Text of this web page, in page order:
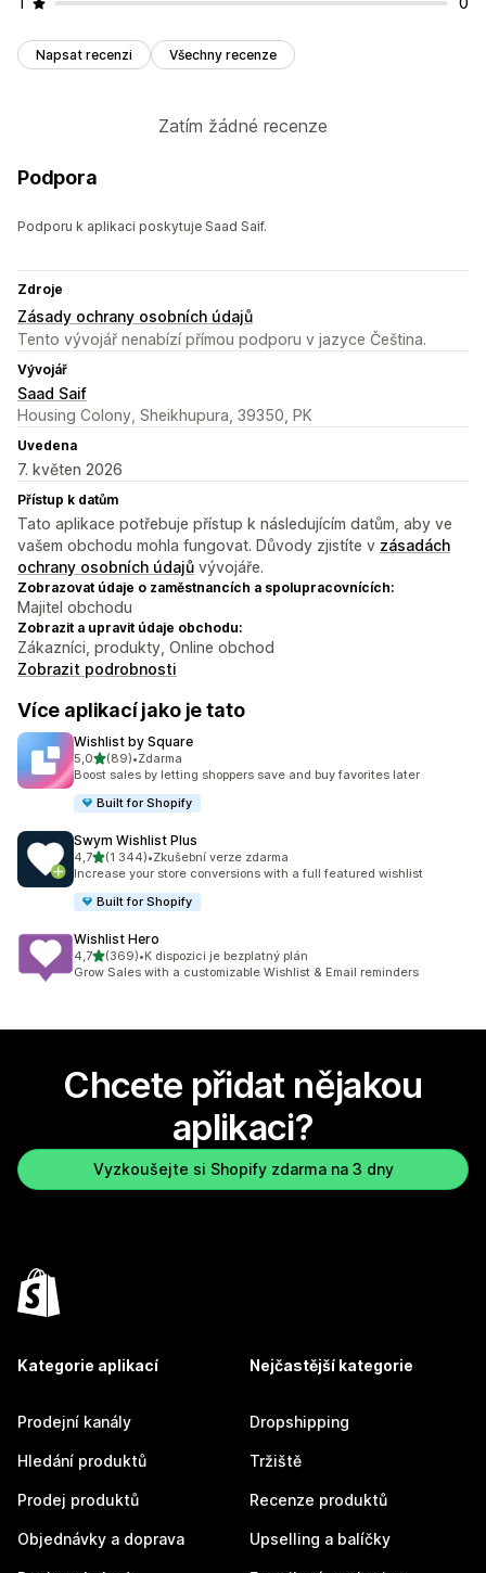
Napsat recenzi Všechny recenze
Zatím žádné recenze
Podpora
Podporu k aplikaci poskytuje Saad Saif.
Zdroje
Zásady ochrany osobních údajů
Tento vývojář nenabízí přímou podporu v jazyce Čeština.
Vývojář
Saad Saif
Housing Colony, Sheikhupura, 39350, PK
Uvedena
7. květen 2026
Přístup k datům
Tato aplikace potřebuje přístup k následujícím datům, aby ve
vašem obchodu mohla fungovat. Důvody zjistíte v zásadách
ochrany osobních údajů vývojáře.
Zobrazovat údaje o zaměstnancích a spolupracovnících:
Majitel obchodu
Zobrazit a upravit údaje obchodu:
Zákazníci, produkty, Online obchod
Zobrazit podrobnosti
Více aplikací jako je tato
Wishlist by Square
5,0z 5 hvězd
(89)
Celkový počet recenzí: 89
•Zdarma
Boost sales by letting shoppers save and buy favorites later
Built for Shopify
Swym Wishlist Plus
4,7z 5 hvězd
(1 344)
Celkový počet recenzí: 1344
•Zkušební verze zdarma
Increase your store conversions with a full featured wishlist
Built for Shopify
Wishlist Hero
4,7z 5 hvězd
(369)
Celkový počet recenzí: 369
•K dispozici je bezplatný plán
Grow Sales with a customizable Wishlist & Email reminders
Chcete přidat nějakou
aplikaci?
Vyzkoušejte si Shopify zdarma na 3 dny
Kategorie aplikací
Prodejní kanály
Hledání produktů
Prodej produktů
Objednávky a doprava
Nejčastější kategorie
Dropshipping
Tržiště
Recenze produktů
Upselling a balíčky